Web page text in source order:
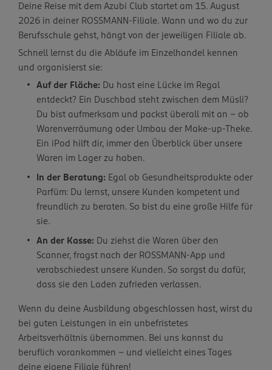
Deine Reise mit dem Azubi Club startet am 15. August
2026 in deiner ROSSMANN-Filiale. Wann und wo du zur
Berufsschule gehst, hängt von der jeweiligen Filiale ab.
Schnell lernst du die Abläufe im Einzelhandel kennen
und organisierst sie:
Auf der Fläche: Du hast eine Lücke im Regal
entdeckt? Ein Duschbad steht zwischen dem Müsli?
Du bist aufmerksam und packst überall mit an – ob
Warenverräumung oder Umbau der Make-up-Theke.
Ein iPod hilft dir, immer den Überblick über unsere
Waren im Lager zu haben.
In der Beratung: Egal ob Gesundheitsprodukte oder
Parfüm: Du lernst, unsere Kunden kompetent und
freundlich zu beraten. So bist du eine große Hilfe für
sie.
An der Kasse: Du ziehst die Waren über den
Scanner, fragst nach der ROSSMANN-App und
verabschiedest unsere Kunden. So sorgst du dafür,
dass sie den Laden zufrieden verlassen.
Wenn du deine Ausbildung abgeschlossen hast, wirst du
bei guten Leistungen in ein unbefristetes
Arbeitsverhältnis übernommen. Bei uns kannst du
beruflich vorankommen – und vielleicht eines Tages
deine eigene Filiale führen!